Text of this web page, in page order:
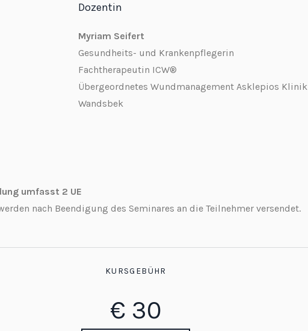
Dozentin
Myriam Seifert
Gesundheits- und Krankenpflegerin
Fachtherapeutin ICW®
Übergeordnetes Wundmanagement Asklepios Klinik
Wandsbek
umfasst 2 UE
nach Beendigung des Seminares an die Teilnehmer versendet.
KURSGEBÜHR
€ 30